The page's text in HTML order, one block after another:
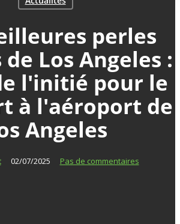
perles
Los Angeles :
l'initié pour le
à l'aéroport de
Angeles
02/07/2025 Pas de commentaires